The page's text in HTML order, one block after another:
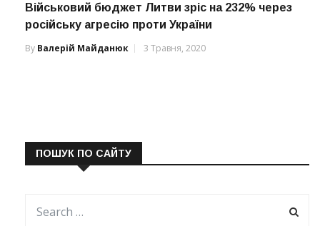
Військовий бюджет Литви зріс на 232% через
російську агресію проти України
By Валерій Майданюк 3 Травня, 2020
ПОШУК ПО САЙТУ